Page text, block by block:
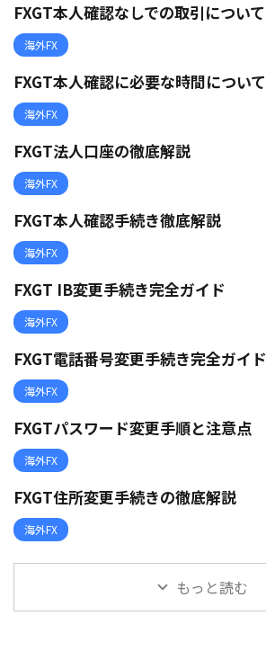
FXGT本人確認なしでの取引について
海外FX
FXGT本人確認に必要な時間について
海外FX
FXGT法人口座の徹底解説
海外FX
FXGT本人確認手続き徹底解説
海外FX
FXGT IB変更手続き完全ガイド
海外FX
FXGT電話番号変更手続き完全ガイド
海外FX
FXGTパスワード変更手順と注意点
海外FX
FXGT住所変更手続きの徹底解説
海外FX
もっと読む